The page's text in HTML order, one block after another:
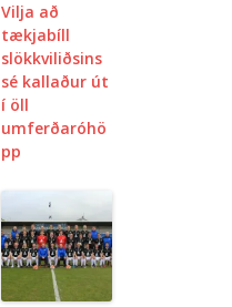
Vilja að
tækjabíll
slökkviliðsins
sé kallaður út
í öll
umferðaróhö
pp